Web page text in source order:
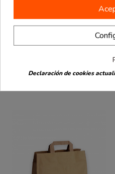
ml 100 uds
0.06 € / Ud.
Los clientes que
Declaración de cookies